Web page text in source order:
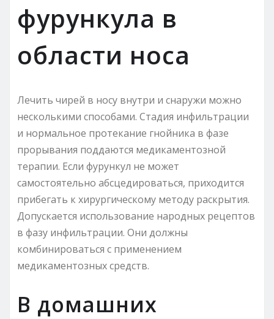
фурункула в
области носа
Лечить чирей в носу внутри и снаружи можно
несколькими способами. Стадия инфильтрации
и нормальное протекание гнойника в фазе
прорывания поддаются медикаментозной
терапии. Если фурункул не может
самостоятельно абсцедироваться, приходится
прибегать к хирургическому методу раскрытия.
Допускается использование народных рецептов
в фазу инфильтрации. Они должны
комбинироваться с применением
медикаментозных средств.
В домашних